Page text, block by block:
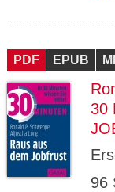
PDF EPUB
30
96